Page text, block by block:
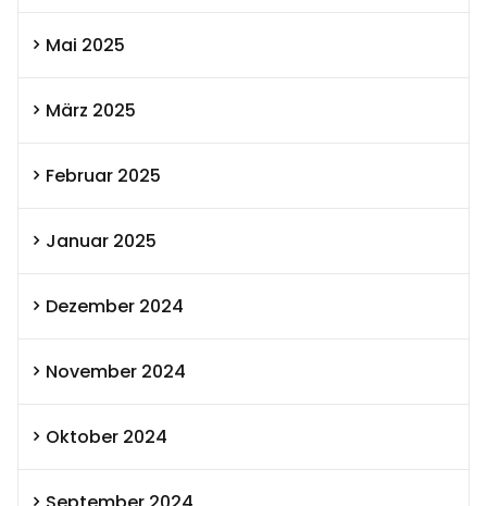
Mai 2025
März 2025
Februar 2025
Januar 2025
Dezember 2024
November 2024
Oktober 2024